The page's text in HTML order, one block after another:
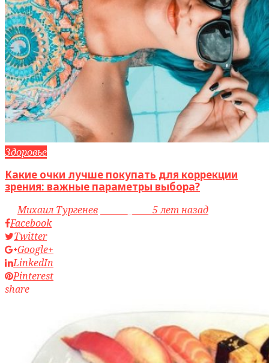
Здоровье
Какие очки лучше покупать для коррекции
зрения: важные параметры выбора?
byМихаил Тургенев
5 лет назад
Facebook
Twitter
Google+
LinkedIn
Pinterest
share